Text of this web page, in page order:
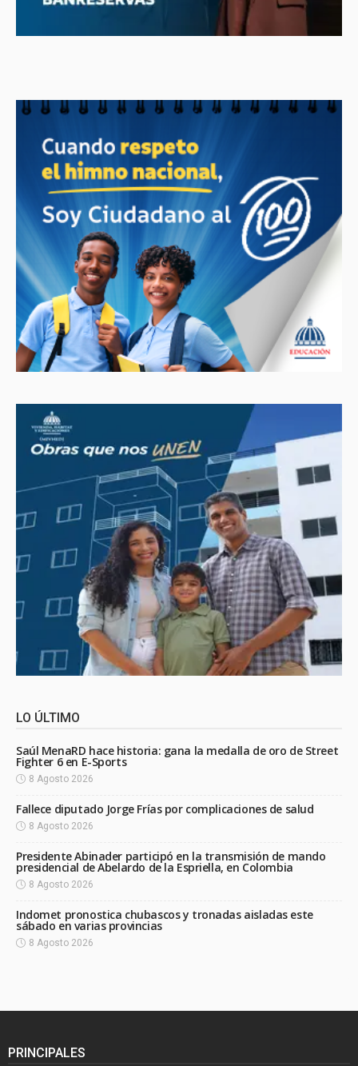
LO ÚLTIMO
Saúl MenaRD hace historia: gana la medalla de oro de Street
Fighter 6 en E-Sports
8 Agosto 2026
Fallece diputado Jorge Frías por complicaciones de salud
8 Agosto 2026
Presidente Abinader participó en la transmisión de mando
presidencial de Abelardo de la Espriella, en Colombia
8 Agosto 2026
Indomet pronostica chubascos y tronadas aisladas este
sábado en varias provincias
8 Agosto 2026
PRINCIPALES